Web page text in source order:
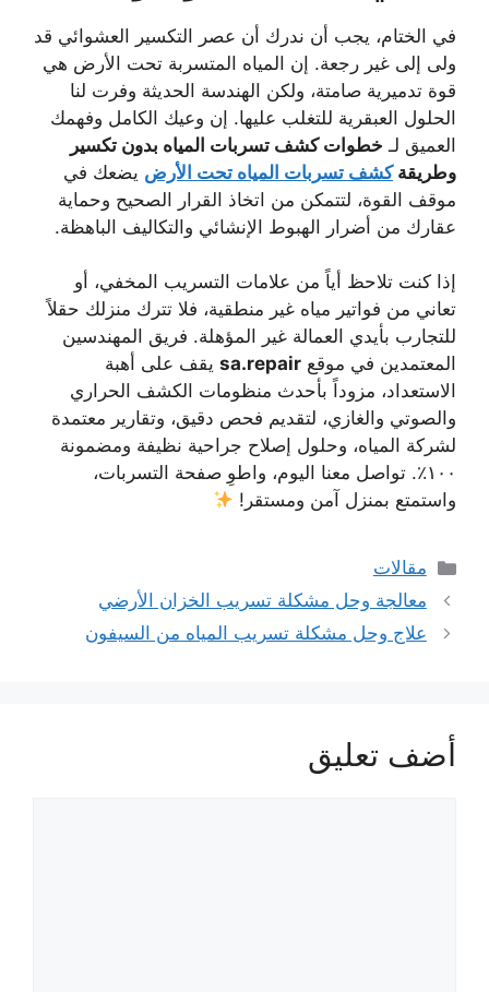
في الختام، يجب أن ندرك أن عصر التكسير العشوائي قد
ولى إلى غير رجعة. إن المياه المتسربة تحت الأرض هي
قوة تدميرية صامتة، ولكن الهندسة الحديثة وفرت لنا
الحلول العبقرية للتغلب عليها. إن وعيك الكامل وفهمك
العميق لـ خطوات كشف تسربات المياه بدون تكسير
وطريقةكشف تسربات المياه تحت الأرض يضعك في
موقف القوة، لتتمكن من اتخاذ القرار الصحيح وحماية
عقارك من أضرار الهبوط الإنشائي والتكاليف الباهظة.
إذا كنت تلاحظ أياً من علامات التسريب المخفي، أو
تعاني من فواتير مياه غير منطقية، فلا تترك منزلك حقلاً
للتجارب بأيدي العمالة غير المؤهلة. فريق المهندسين
المعتمدين في موقع sa.repair يقف على أهبة
الاستعداد، مزوداً بأحدث منظومات الكشف الحراري
والصوتي والغازي، لتقديم فحص دقيق، وتقارير معتمدة
لشركة المياه، وحلول إصلاح جراحية نظيفة ومضمونة
١٠٠٪؜. تواصل معنا اليوم، واطوِ صفحة التسربات،
واستمتع بمنزل آمن ومستقر!
التصنيفات
مقالات
معالجة وحل مشكلة تسريب الخزان الأرضي
علاج وحل مشكلة تسريب المياه من السيفون
أضف تعليق